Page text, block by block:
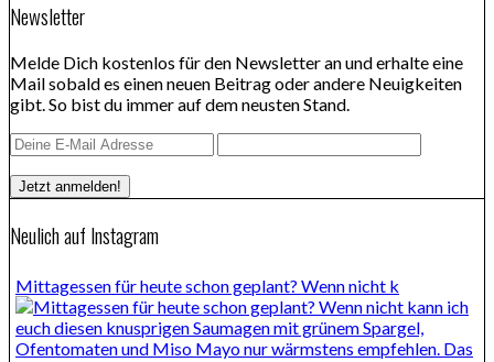
Newsletter
Melde Dich kostenlos für den Newsletter an und erhalte eine
Mail sobald es einen neuen Beitrag oder andere Neuigkeiten
gibt. So bist du immer auf dem neusten Stand.
Neulich auf Instagram
Mittagessen für heute schon geplant? Wenn nicht k